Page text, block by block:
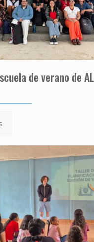
de verano de